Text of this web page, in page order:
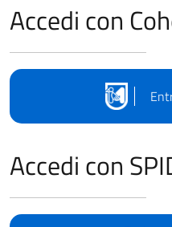
Accedi con
Accedi con